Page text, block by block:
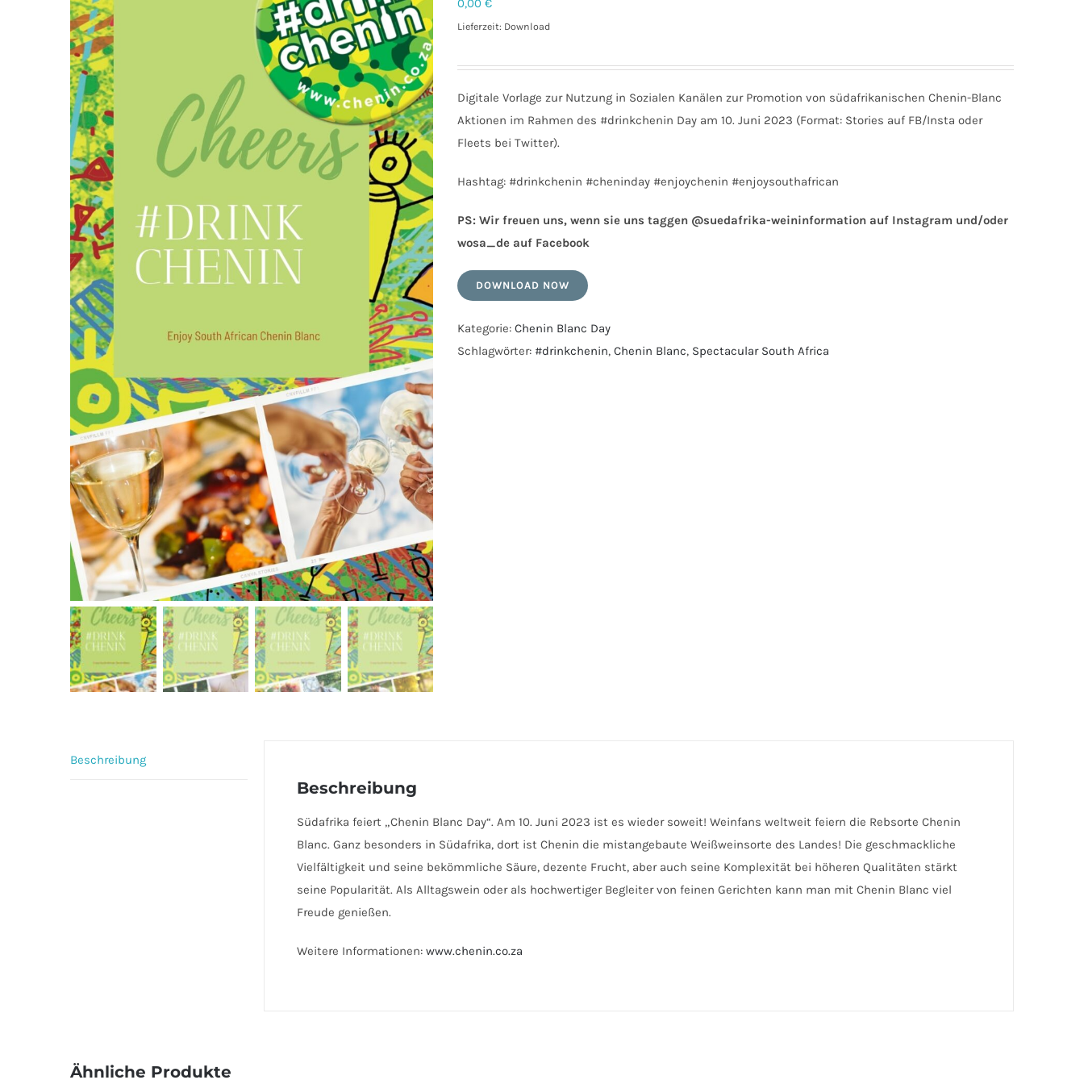
0,00 €
Lieferzeit: Download
Digitale Vorlage zur Nutzung in Sozialen Kanälen zur Promotion von südafrikanischen Chenin-Blanc
Aktionen im Rahmen des #drinkchenin Day am 10. Juni 2023 (Format: Stories auf FB/Insta oder
Fleets bei Twitter).
Hashtag: #drinkchenin #cheninday #enjoychenin #enjoysouthafrican
PS: Wir freuen uns, wenn sie uns taggen @suedafrika-weininformation auf Instagram und/oder
wosa_de auf Facebook
DOWNLOAD NOW
Kategorie: Chenin Blanc Day
Schlagwörter: #drinkchenin, Chenin Blanc, Spectacular South Africa
Beschreibung
Beschreibung
Südafrika feiert „Chenin Blanc Day“. Am 10. Juni 2023 ist es wieder soweit! Weinfans weltweit feiern die Rebsorte Chenin
Blanc. Ganz besonders in Südafrika, dort ist Chenin die mistangebaute Weißweinsorte des Landes! Die geschmackliche
Vielfältigkeit und seine bekömmliche Säure, dezente Frucht, aber auch seine Komplexität bei höheren Qualitäten stärkt
seine Popularität. Als Alltagswein oder als hochwertiger Begleiter von feinen Gerichten kann man mit Chenin Blanc viel
Freude genießen.
Weitere Informationen: www.chenin.co.za
Ähnliche Produkte